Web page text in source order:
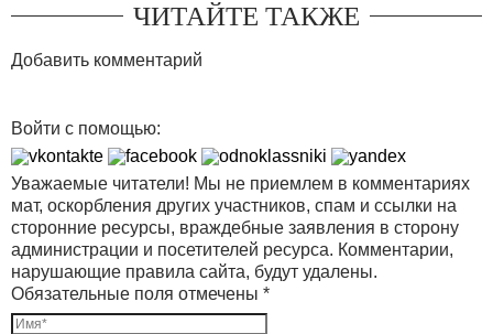
ЧИТАЙТЕ ТАКЖЕ
Добавить комментарий
Войти с помощью:
Уважаемые читатели! Мы не приемлем в комментариях
мат, оскорбления других участников, спам и ссылки на
сторонние ресурсы, враждебные заявления в сторону
администрации и посетителей ресурса. Комментарии,
нарушающие правила сайта, будут удалены.
Обязательные поля отмечены *